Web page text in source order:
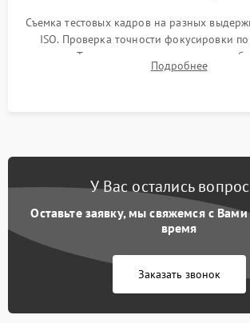
Съемка тестовых кадров на разных
ISO. Проверка точности фокусировки
мишени. Тест записи на карту памяти,
вспышки, микрофона и всех кнопок
Подробнее
У Вас остались
Оставьте заявку, мы свяжемся с
время
Заказать звонок